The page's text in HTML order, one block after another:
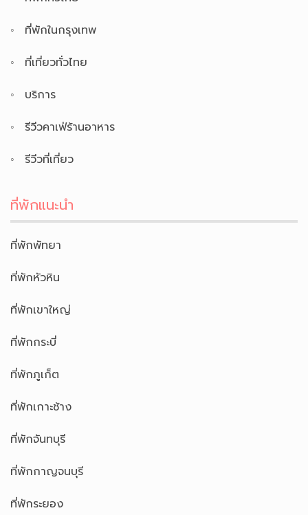
ที่พักในกรุงเทพ
ที่เที่ยวทั่วไทย
บริการ
รีวีวคาเฟ่ร้านอาหาร
รีวีวที่เที่ยว
ที่พักแนะนำ
ที่พักพัทยา
ที่พักหัวหิน
ที่พักเขาใหญ่
ที่พักกระบี่
ที่พักภูเก็ต
ที่พักเกาะช้าง
ที่พักจันทบุรี
ที่พักกาญจนบุรี
ที่พักระยอง